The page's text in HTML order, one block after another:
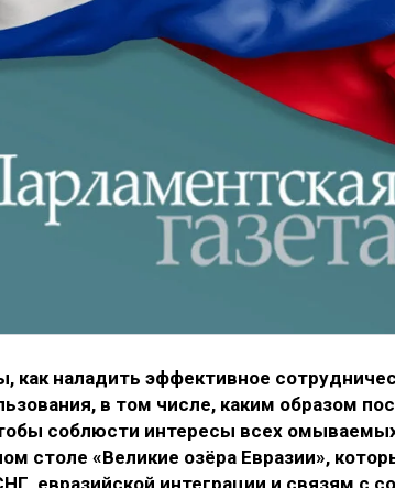
как наладить эффективное
в том числе, каким образом
соблюсти интересы всех
столе «Великие озёра Евразии»,